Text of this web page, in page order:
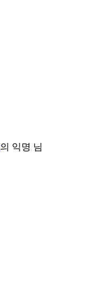
의 익명 님